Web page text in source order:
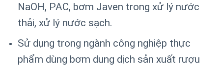
NaOH, PAC, bơm Javen trong xử lý nước
thải, xử lý nước sạch.
Sử dụng trong ngành công nghiệp thực
phẩm dùng bơm dung dịch sản xuất rượu